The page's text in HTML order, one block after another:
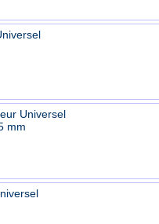
Universel
mm